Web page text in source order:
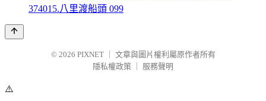
374015.八里渡船頭 099
© 2026 PIXNET
文章與圖片權利屬原作者所有
隱私權政策
服務聲明
⚠️